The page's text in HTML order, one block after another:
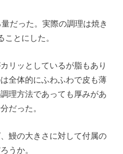
だった。実際の調理は焼き
とにした。
リッとしているが脂もあり
全体的にふわふわで皮も薄
理方法であっても厚みがあ
だった。
鰻の大きさに対して付属の
うか。